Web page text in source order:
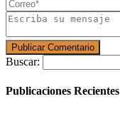
Buscar:
Publicaciones Recientes